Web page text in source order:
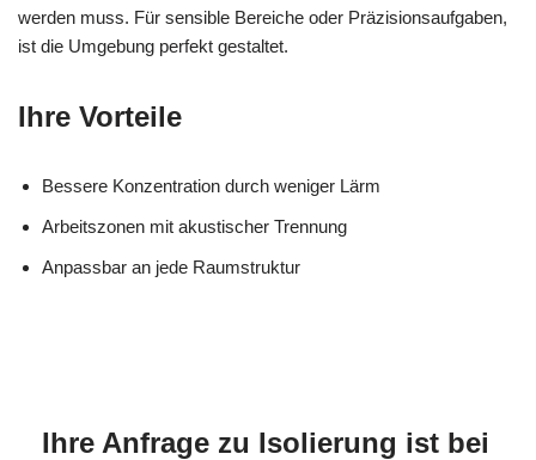
werden muss. Für sensible Bereiche oder Präzisionsaufgaben,
ist die Umgebung perfekt gestaltet.
Ihre Vorteile
Bessere Konzentration durch weniger Lärm
Arbeitszonen mit akustischer Trennung
Anpassbar an jede Raumstruktur
Ihre Anfrage zu Isolierung ist bei